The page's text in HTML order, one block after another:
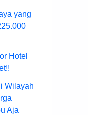
yang
Hotel
Wilayah
Aja